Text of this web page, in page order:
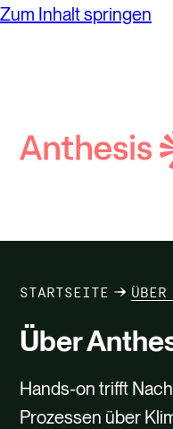
Zum Inhalt springen
Suche
STARTSEITE
Über
Hands-on trifft
Prozessen über